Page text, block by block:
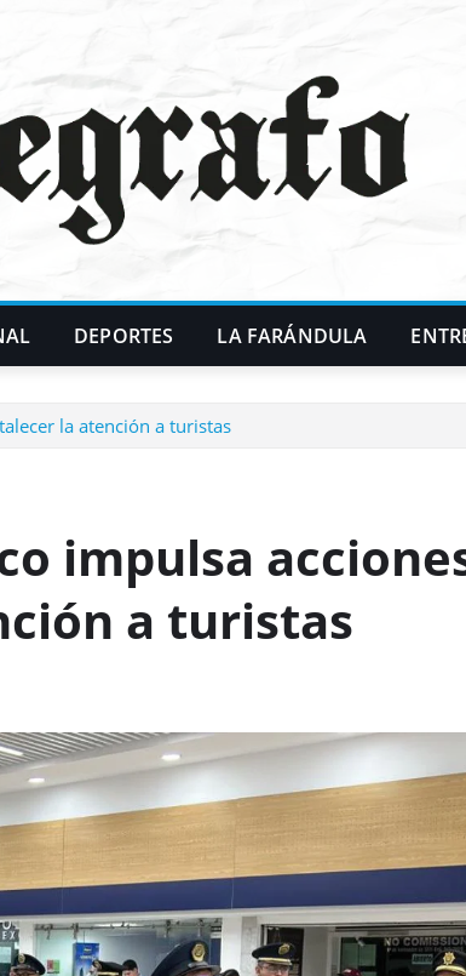
DEPORTES LA FARÁNDULA
la atención a turistas
impulsa
a turistas